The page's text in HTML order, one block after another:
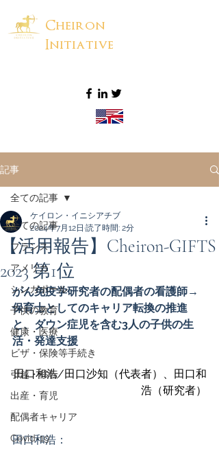
Cheiron
Initiative
記事
全ての記事
フランス
アメリカ
シンガポール
子供の教育
健康・医療
ビザ・保険等手続き
引越・移転
出産・育児
配偶者キャリア
Covid-19
全ての記事
【活用報告】Cheiron-GIFTS
2023 第1位
ケイロン・イニシアチブ
2024年7月12日 読了時間: 2分
がん免疫学研究者の配偶者の看護師→
保育士としてのキャリア転換の推進
と、ダウン症児を含む3人の子供の生
活・発達支援
田口和浩/田口沙知（代表者）、田口和
浩（研究者）
田口和浩：